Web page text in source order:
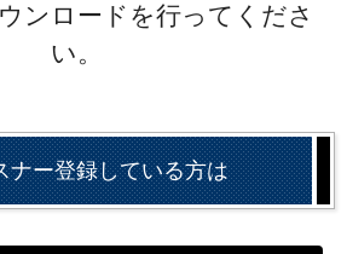
ンロードを行ってくださ
い。
ナー登録している方は